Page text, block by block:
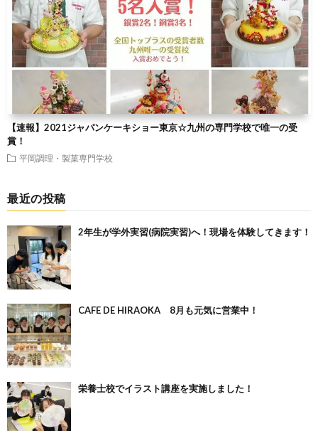
【速報】2021ジャパンケーキショー東京☆九州の専門学校で唯一の受
賞！
平岡調理・製菓専門学校
最近の投稿
2年生が学外実習(病院実習)へ！現場を体験してきます！
CAFE DE HIRAOKA 8月も元気に営業中！
栄養士校でイラスト講座を実施しました！